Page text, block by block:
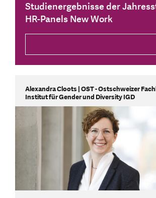
Studienergebnisse der
HR-Panels New Work
Alexandra Cloots | OST - Ostschweizer
Institut für Gender und Diversity IGD